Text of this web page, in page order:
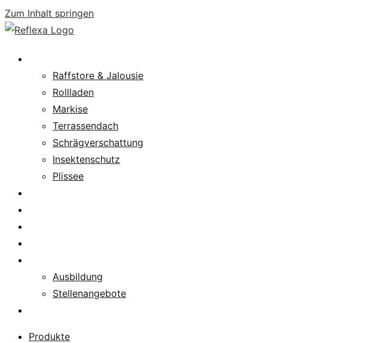
Zum Inhalt springen
Raffstore & Jalousie
Rollladen
Markise
Terrassendach
Schrägverschattung
Insektenschutz
Plissee
Ausbildung
Stellenangebote
Produkte